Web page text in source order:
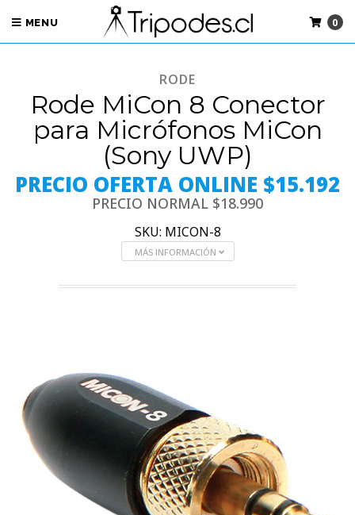
MENU 0
RODE
Rode MiCon 8 Conector
para Micrófonos MiCon
(Sony UWP)
PRECIO OFERTA ONLINE $15.192
PRECIO NORMAL $18.990
SKU: MICON-8
MÁS INFORMACIÓN